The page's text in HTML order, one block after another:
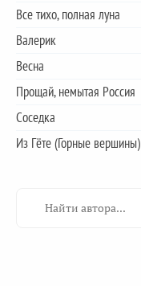
Все тихо, полная луна
Валерик
Весна
Прощай, немытая Россия
Соседка
Из Гёте (Горные вершины)